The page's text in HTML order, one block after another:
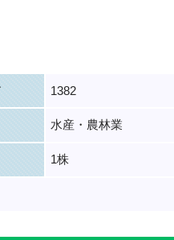
1382
水産・農林業
1株